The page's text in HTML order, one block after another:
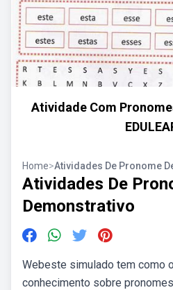
Atividade Com
Home>Atividades De Pronome
Atividades De
Demonstrativo
Webeste simulado tem como
conhecimento sobre